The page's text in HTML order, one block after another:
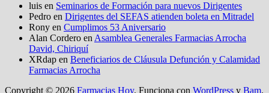
luis en Seminarios de Formación para nuevos Dirigentes
Pedro en Dirigentes del SEFAS atienden boleta en Mitradel
Rony en Cumplimos 53 Aniversario
Alan Cordero en Asamblea Generales Farmacias Arrocha
David, Chiriquí
XRdap en Beneficiarios de Cláusula Defunción y Calamidad
Farmacias Arrocha
Copyright © 2026 Farmacias Hoy. Funciona con WordPress y Bam.